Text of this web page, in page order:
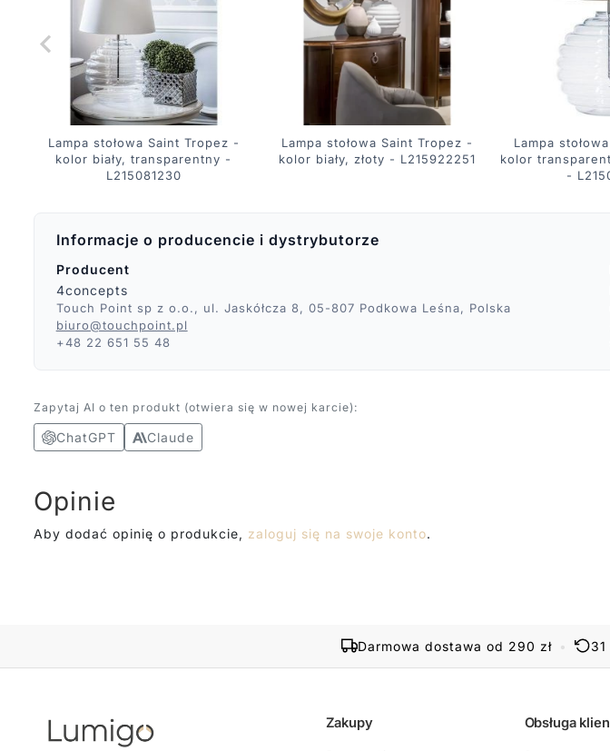
Lampa stołowa Saint Tropez -
kolor biały, transparentny -
L215081230
Lampa stołowa Saint Tropez -
kolor biały, złoty - L215922251
Lampa
kolor
-
Informacje o producencie i dystrybutorze
Producent
4concepts
Touch Point sp z o.o., ul. Jaskółcza 8, 05-807 Podkowa Leśna, Polska
biuro@touchpoint.pl
+48 22 651 55 48
Zapytaj AI o ten produkt (otwiera się w nowej karcie):
ChatGPT Claude
Opinie
Aby dodać opinię o produkcie, zaloguj się na swoje konto.
Darmowa dostawa od 290 zł •
Zakupy Obsługa